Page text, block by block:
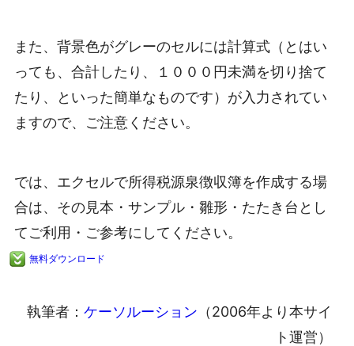
また、背景色がグレーのセルには計算式（とはい
っても、合計したり、１０００円未満を切り捨て
たり、といった簡単なものです）が入力されてい
ますので、ご注意ください。
では、エクセルで所得税源泉徴収簿を作成する場
合は、その見本・サンプル・雛形・たたき台とし
てご利用・ご参考にしてください。
無料ダウンロード
執筆者： ケーソルーション （2006年より本サイ
ト運営）